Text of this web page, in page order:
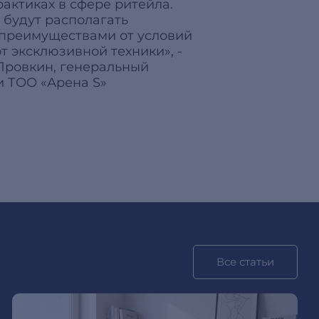
в сфере ритейла.
располагать
от условий
эксклюзивной техники», -
генеральный
ТОО «Арена S»
Все статьи